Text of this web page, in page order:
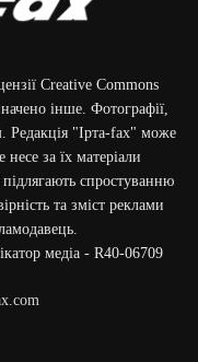
Creative Commons
інше. Фотографії,
Редакція "Ірта-fax" може
несе за їх матеріали
спростуванню
та зміст реклами
медіа - R40-06709